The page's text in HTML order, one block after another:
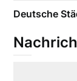
Deutsche